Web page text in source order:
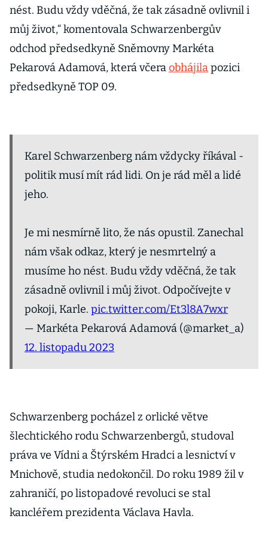
nést. Budu vždy vděčná, že tak zásadně ovlivnil i
můj život,“ komentovala Schwarzenbergův
odchod předsedkyně Sněmovny Markéta
Pekarová Adamová, která včeraobhájilapozici
předsedkyně TOP 09.
Karel Schwarzenberg nám vždycky říkával -
politik musí mít rád lidi. On je rád měl a lidé
jeho.
Je mi nesmírně lito, že nás opustil. Zanechal
nám však odkaz, který je nesmrtelný a
musíme ho nést. Budu vždy vděčná, že tak
zásadně ovlivnil i můj život. Odpočívejte v
pokoji, Karle. pic.twitter.com/Et3l8A7wxr
— Markéta Pekarová Adamová (@market_a)
12. listopadu 2023
Schwarzenberg pocházel z orlické větve
šlechtického rodu Schwarzenbergů, studoval
práva ve Vídni a Štýrském Hradci a lesnictví v
Mnichově, studia nedokončil. Do roku 1989 žil v
zahraničí, po listopadové revoluci se stal
kancléřem prezidenta Václava Havla.